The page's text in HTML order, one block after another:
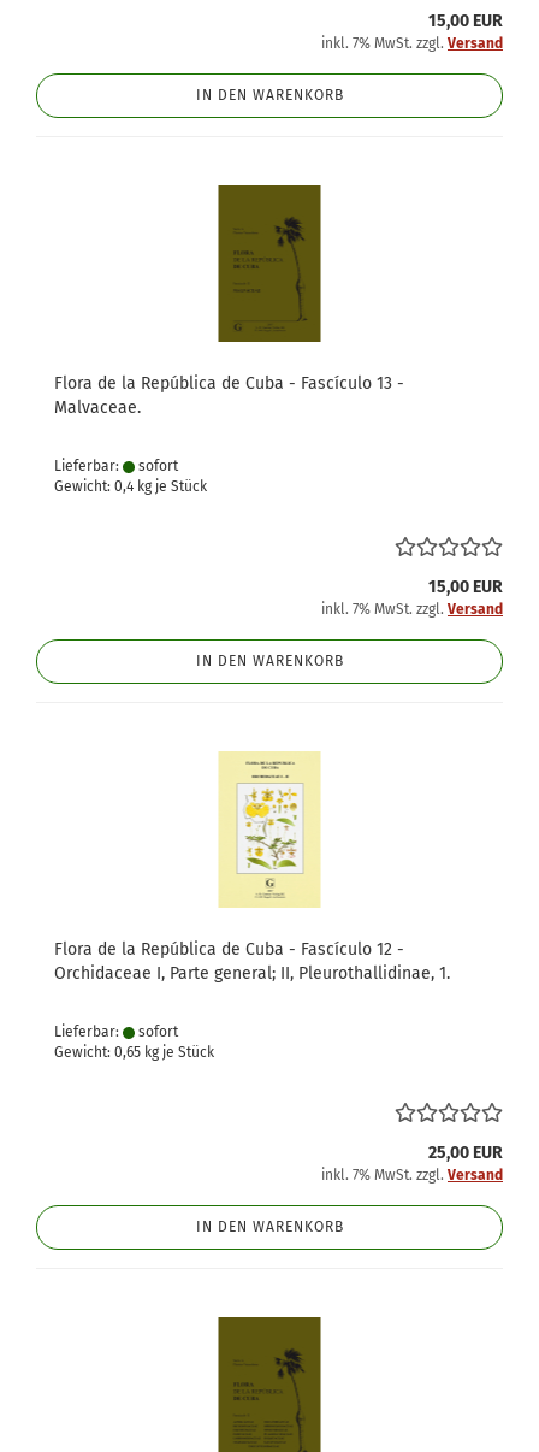
15,00 EUR
inkl. 7% MwSt. zzgl. Versand
IN DEN WARENKORB
Flora de la República de Cuba - Fascículo 13 -
Malvaceae.
Lieferbar:
sofort
Gewicht: 0,4 kg je Stück
15,00 EUR
inkl. 7% MwSt. zzgl. Versand
IN DEN WARENKORB
Flora de la República de Cuba - Fascículo 12 -
Orchidaceae I, Parte general; II, Pleurothallidinae, 1.
Lieferbar:
sofort
Gewicht: 0,65 kg je Stück
25,00 EUR
inkl. 7% MwSt. zzgl. Versand
IN DEN WARENKORB